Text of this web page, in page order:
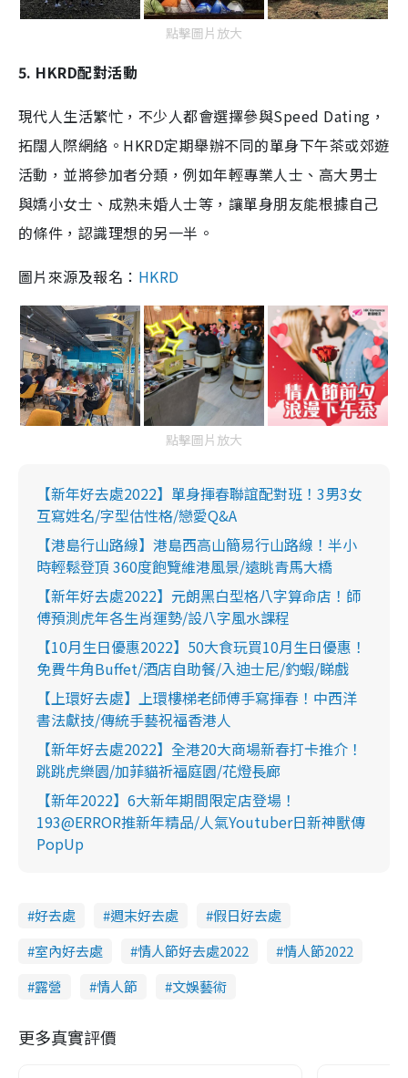
點擊圖片放大
5. HKRD配對活動
現代人生活繁忙，不少人都會選擇參與Speed Dating，
拓闊人際網絡。HKRD定期舉辦不同的單身下午茶或郊遊
活動，並將參加者分類，例如年輕專業人士、高大男士
與嬌小女士、成熟未婚人士等，讓單身朋友能根據自己
的條件，認識理想的另一半。
圖片來源及報名： HKRD
點擊圖片放大
【新年好去處2022】單身揮春聯誼配對班！3男3女
互寫姓名/字型估性格/戀愛Q&A
【港島行山路線】港島西高山簡易行山路線！半小
時輕鬆登頂 360度飽覽維港風景/遠眺青馬大橋
【新年好去處2022】元朗黑白型格八字算命店！師
傅預測虎年各生肖運勢/設八字風水課程
【10月生日優惠2022】50大食玩買10月生日優惠！
免費牛角Buffet/酒店自助餐/入迪士尼/釣蝦/睇戲
【上環好去處】上環樓梯老師傅手寫揮春！中西洋
書法獻技/傳統手藝祝福香港人
【新年好去處2022】全港20大商場新春打卡推介！
跳跳虎樂園/加菲貓祈福庭園/花燈長廊
【新年2022】6大新年期間限定店登場！
193@ERROR推新年精品/人氣Youtuber日新神獸傳
PopUp
好去處 週末好去處
假日好去處
室內好去處
情人節好去處2022
情人節2022
露營
情人節 文娛藝術
更多真實評價